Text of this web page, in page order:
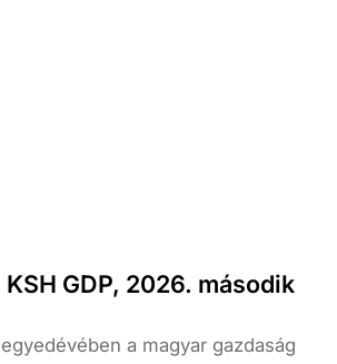
GDP, 2026. második
a magyar gazdaság